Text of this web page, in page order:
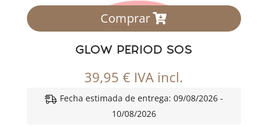
Comprar
GLOW PERIOD SOS
39,95€ IVA incl.
Fecha estimada de entrega: 09/08/2026 -
10/08/2026